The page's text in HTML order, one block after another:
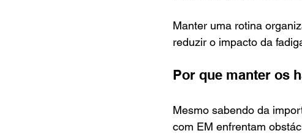
Manter uma rotina
reduzir o impacto da
Por que manter os
Mesmo sabendo da
com EM enfrentam